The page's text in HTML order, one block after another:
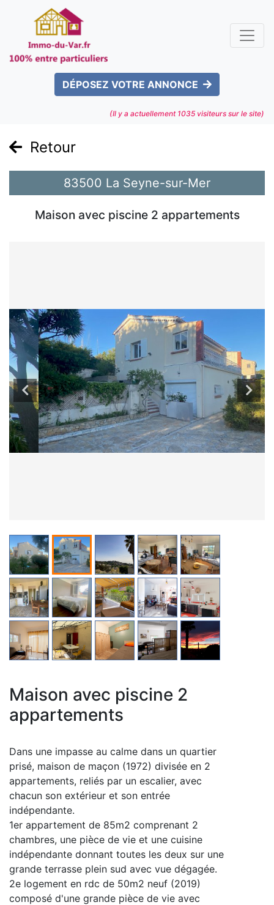
DÉPOSEZ VOTRE ANNONCE
(Il y a actuellement 1035 visiteurs sur le site)
Retour
83500 La Seyne-sur-Mer
Maison avec piscine 2 appartements
Maison avec piscine 2
appartements
Dans une impasse au calme dans un quartier
prisé, maison de maçon (1972) divisée en 2
appartements, reliés par un escalier, avec
chacun son extérieur et son entrée
indépendante.
1er appartement de 85m2 comprenant 2
chambres, une pièce de vie et une cuisine
indépendante donnant toutes les deux sur une
grande terrasse plein sud avec vue dégagée.
2e logement en rdc de 50m2 neuf (2019)
composé d'une grande pièce de vie avec